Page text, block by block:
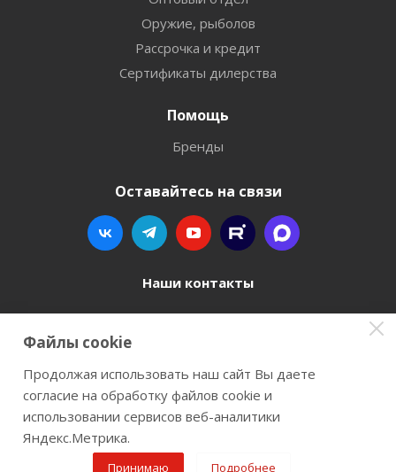
Оружие, рыболов
Рассрочка и кредит
Сертификаты дилерства
Помощь
Бренды
Оставайтесь на связи
Наши контакты
8 800 77-00-962
г. Пермь, ул. Павла Преображенского, д.6А,
помещение 3
Файлы cookie
Продолжая использовать наш сайт Вы даете
согласие на обработку файлов cookie и
использовании сервисов веб-аналитики
Яндекс.Метрика.
Принимаю Подробнее